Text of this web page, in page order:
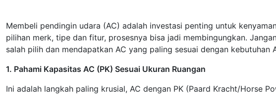
Membeli pendingin udara (AC) adalah investasi penting untuk
pilihan merk, tipe dan fitur, prosesnya bisa jadi membingungkan.
salah pilih dan mendapatkan AC yang paling sesuai dengan kebutuhan
1. Pahami Kapasitas AC (PK) Sesuai Ukuran Ruangan
Ini adalah langkah paling krusial, AC dengan PK (Paard Kracht/Horse